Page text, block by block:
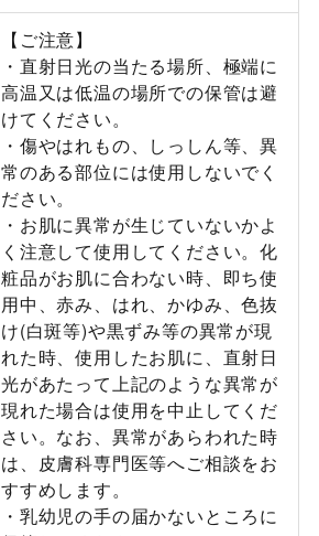
【ご注意】
・直射日光の当たる場所、極端に
高温又は低温の場所での保管は避
けてください。
・傷やはれもの、しっしん等、異
常のある部位には使用しないでく
ださい。
・お肌に異常が生じていないかよ
く注意して使用してください。化
粧品がお肌に合わない時、即ち使
用中、赤み、はれ、かゆみ、色抜
け(白斑等)や黒ずみ等の異常が現
れた時、使用したお肌に、直射日
光があたって上記のような異常が
現れた場合は使用を中止してくだ
さい。なお、異常があらわれた時
は、皮膚科専門医等へご相談をお
すすめします。
・乳幼児の手の届かないところに